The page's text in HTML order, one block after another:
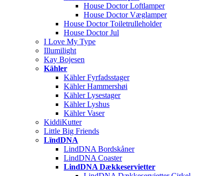
House Doctor Loftlamper
House Doctor Væglamper
House Doctor Toiletrulleholder
House Doctor Jul
I Love My Type
Illumilight
Kay Bojesen
Kähler
Kähler Fyrfadsstager
Kähler Hammershøi
Kähler Lysestager
Kähler Lyshus
Kähler Vaser
KiddiKutter
Little Big Friends
LïndDNA
LindDNA Bordskåner
LindDNA Coaster
LindDNA Dækkeservietter